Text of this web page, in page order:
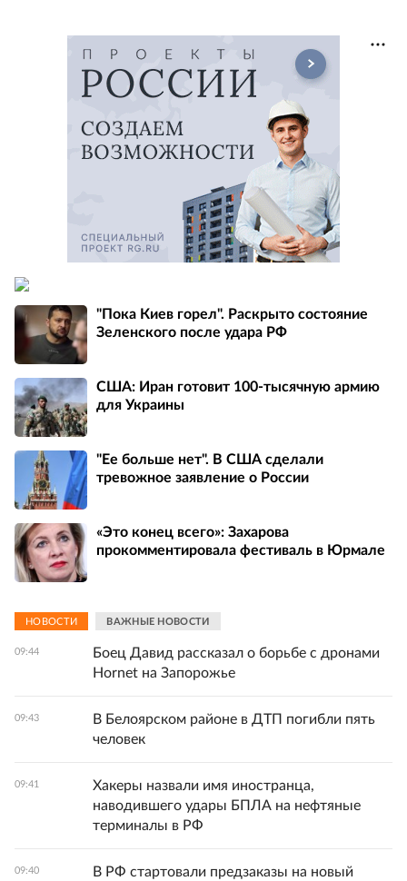
"Пока Киев горел". Раскрыто состояние
Зеленского после удара РФ
США: Иран готовит 100-тысячную армию
для Украины
"Ее больше нет". В США сделали
тревожное заявление о России
«Это конец всего»: Захарова
прокомментировала фестиваль в Юрмале
НОВОСТИ ВАЖНЫЕ НОВОСТИ
09:44
Боец Давид рассказал о борьбе с дронами
Hornet на Запорожье
09:43
В Белоярском районе в ДТП погибли пять
человек
09:41
Хакеры назвали имя иностранца,
наводившего удары БПЛА на нефтяные
терминалы в РФ
09:40
В РФ стартовали предзаказы на новый